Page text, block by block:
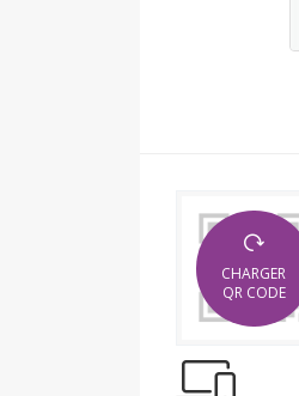
CHARGER
QR CODE